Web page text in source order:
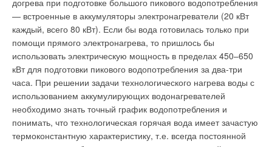
догрева при подготовке большого пикового водопотребления
— встроенные в аккумуляторы электронагреватели (20 кВт
каждый, всего 80 кВт). Если бы вода готовилась только при
помощи прямого электронагрева, то пришлось бы
использовать электрическую мощность в пределах 450–650
кВт для подготовки пикового водопотребления за два-три
часа. При решении задачи технологического нагрева воды с
использованием аккумулирующих водонагревателей
необходимо знать точный график водопотребления и
понимать, что технологическая горячая вода имеет зачастую
термоконстантную характеристику, т.е. всегда постоянной
к коррозии.
Горелка из нержавеющей стали с полным предварительным
смешиванием позволяет при любой мощности получить
оптимальное соотношение «газ–воздух» и высокий КПД.
Вторичный теплообменник ГВС, также нержавеющий, имеет
увеличенную площадь теплообмена и, как следствие,
большую производительность ГВС.В котлах Parva Recupera
дополнительная эффективность достигается благодаря
использованию нового теплообменника-рекуператора,
разработанного и запатентованного компанией Biasi, и